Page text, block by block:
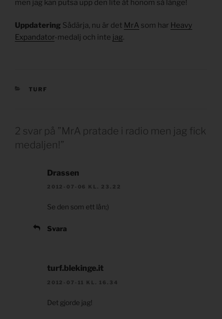
men jag kan putsa upp den lite åt honom så länge!
Uppdatering Sådärja, nu är det MrA som har Heavy
Expandator -medalj och inte jag.
KATEGORIER
TURF
2 svar på ”MrA pratade i radio men jag fick
medaljen!”
Drassen
2012-07-06 KL. 23.22
Se den som ett lån;)
Svara
turf.blekinge.it
2012-07-11 KL. 16.34
Det gjorde jag!